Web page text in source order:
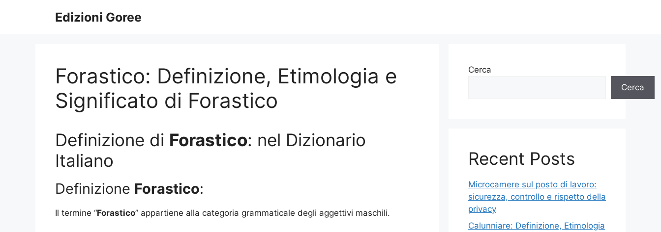
Edizioni Goree
Forastico: Definizione, Etimologia e
Significato di Forastico
Definizione di Forastico: nel Dizionario
Italiano
Definizione Forastico:
Il termine “Forastico” appartiene alla categoria grammaticale degli aggettivi maschili.
Cerca
Cerca
Recent Posts
Microcamere sul posto di lavoro:
sicurezza, controllo e rispetto della
privacy
Calunniare: Definizione, Etimologia